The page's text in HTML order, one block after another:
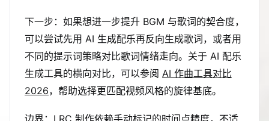
下一步：如果想进一步提升 BGM 与歌词的契合度，
可以尝试先用 AI 生成配乐再反向生成歌词，或者用
不同的提示词策略对比歌词情绪走向。关于 AI 配乐
生成工具的横向对比，可以参阅 AI 作曲工具对比
2026，帮助选择更匹配视频风格的旋律基底。
边界：LRC 制作依赖手动标记的时间点精度，不适